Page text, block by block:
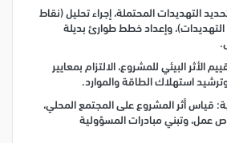
التهديدات المحتملة، إجراء تحليل (نقاط
وإعداد خطط طوارئ بديلة
الأثر البيئي للمشروع، الالتزام بمعايير
وترشيد استهلاك الطاقة والموارد.
قياس أثر المشروع على المجتمع المحلي،
عمل، وتبني مبادرات المسؤولية